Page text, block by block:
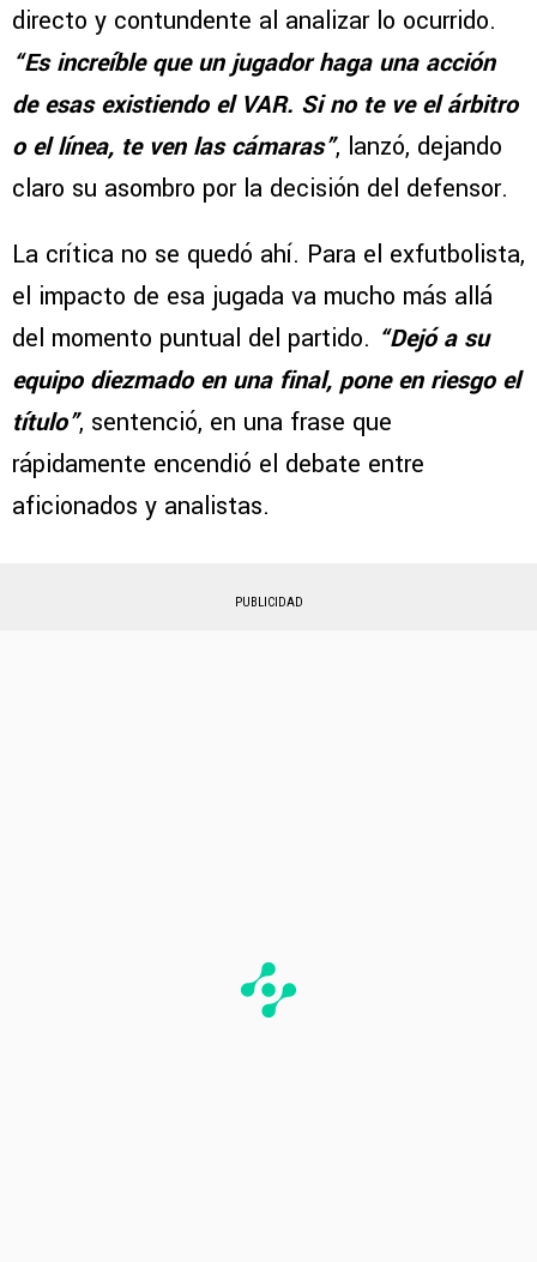
directo y contundente al analizar lo ocurrido.
“Es increíble que un jugador haga una acción
de esas existiendo el VAR. Si no te ve el árbitro
o el línea, te ven las cámaras”, lanzó, dejando
claro su asombro por la decisión del defensor.
La crítica no se quedó ahí. Para el exfutbolista,
el impacto de esa jugada va mucho más allá
del momento puntual del partido. “Dejó a su
equipo diezmado en una final, pone en riesgo el
título”, sentenció, en una frase que
rápidamente encendió el debate entre
aficionados y analistas.
PUBLICIDAD